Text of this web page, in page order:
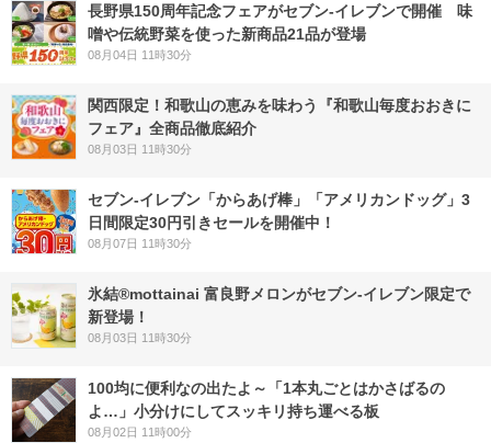
長野県150周年記念フェアがセブン-イレブンで開催 味
噌や伝統野菜を使った新商品21品が登場
08月04日 11時30分
関西限定！和歌山の恵みを味わう『和歌山毎度おおきに
フェア』全商品徹底紹介
08月03日 11時30分
セブン‐イレブン「からあげ棒」「アメリカンドッグ」3
日間限定30円引きセールを開催中！
08月07日 11時30分
氷結®mottainai 富良野メロンがセブン‐イレブン限定で
新登場！
08月03日 11時30分
100均に便利なの出たよ～「1本丸ごとはかさばるの
よ…」小分けにしてスッキリ持ち運べる板
08月02日 11時00分